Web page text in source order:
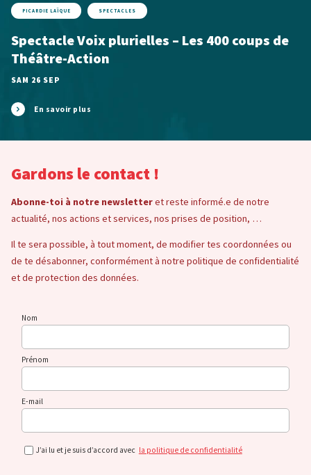
PICARDIE LAÏQUE SPECTACLES
Spectacle Voix plurielles – Les 400 coups de
Théâtre-Action
SAM 26 SEP
En savoir plus
Gardons le contact !
Abonne-toi à notre newsletteret reste informé.e de notre
actualité, nos actions et services, nos prises de position, …
Il te sera possible, à tout moment, de modifier tes coordonnées ou
de te désabonner, conformément à notre politique de confidentialité
et de protection des données.
Nom
Prénom
E-mail
J’ai lu et je suis d’accord avec la politique de confidentialité